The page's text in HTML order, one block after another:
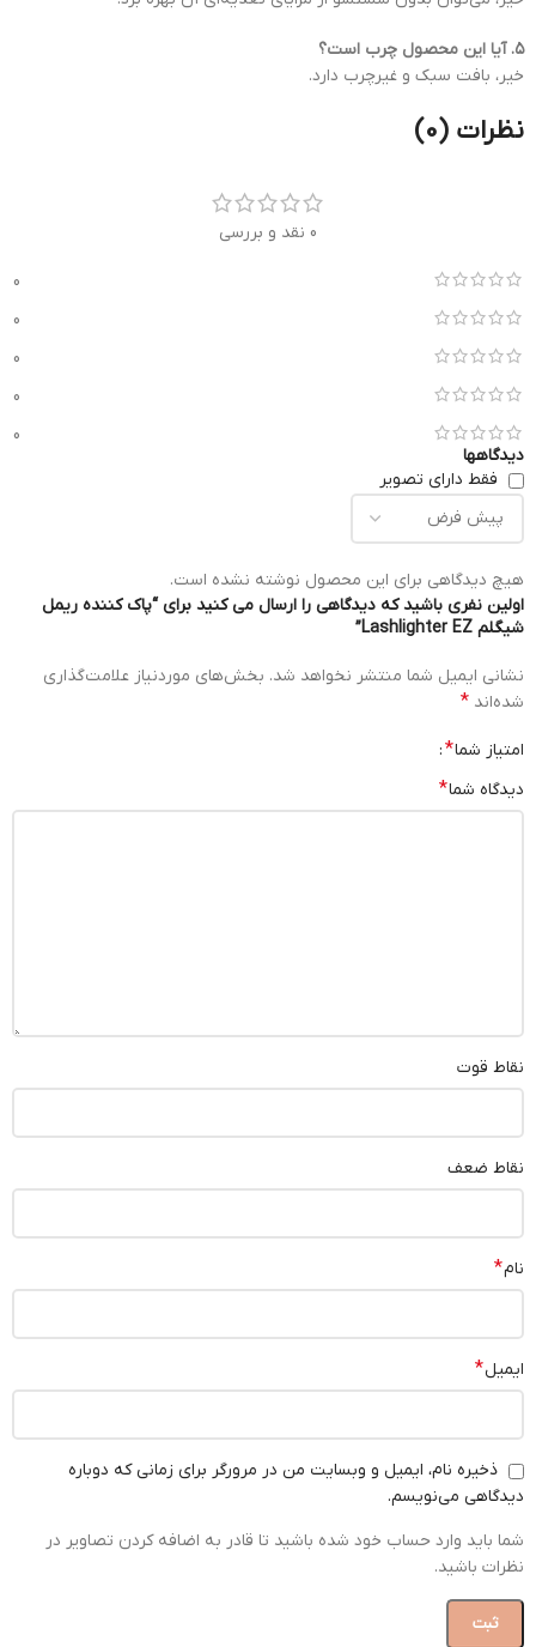
۵. آیا این محصول چرب است؟
خیر، بافت سبک و غیرچرب دارد.
نظرات (0)
0 نقد و بررسی
0
0
0
0
0
دیدگاهها
فقط دارای تصویر
هیچ دیدگاهی برای این محصول نوشته نشده است.
اولین نفری باشید که دیدگاهی را ارسال می کنید برای “پاک کننده ریمل
شیگلم Lashlighter EZ”
نشانی ایمیل شما منتشر نخواهد شد. بخش‌های موردنیاز علامت‌گذاری
شده‌اند *
امتیاز شما*
دیدگاه شما*
نقاط قوت
نقاط ضعف
نام*
ایمیل*
ذخیره نام، ایمیل و وبسایت من در مرورگر برای زمانی که دوباره
دیدگاهی می‌نویسم.
شما باید وارد حساب خود شده باشید تا قادر به اضافه کردن تصاویر در
نظرات باشید.